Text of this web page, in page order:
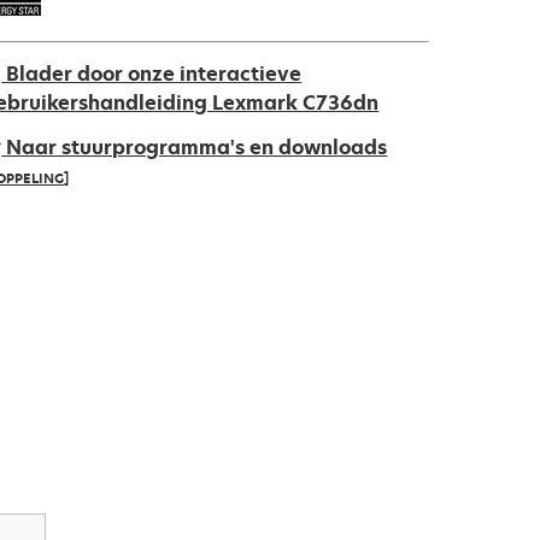
Blader door onze interactieve
Lexmark C736dn
Naar stuurprogramma's en downloads